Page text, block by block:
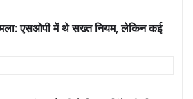
एसओपी में थे सख्त नियम, लेकिन कई